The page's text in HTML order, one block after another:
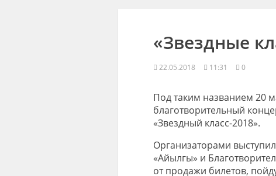
«Звездные
22.05.2018 11:31 0
Под таким названием 20
благотворительный
«Звездный класс-2018».
Организаторами
«Айылгы» и
от продажи билетов,